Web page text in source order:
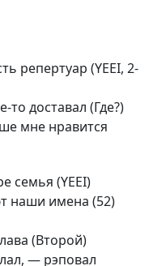
репертуар (YEEI, 2-
то доставал (Где?)
мне нравится
семья (YEEI)
наши имена (52)
(Второй)
— рэповал